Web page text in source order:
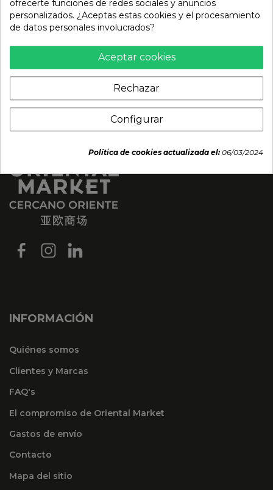
3,49 €
INFORMACIÓN
Quiénes somos
Clientes y Marcas
FAQ's
El compromiso de Oriental Market
Gastos de envío
Contacto
Mapa del sitio
ofrecerte funciones de redes sociales y anuncios
personalizados. ¿Aceptas estas cookies y el procesamiento
de datos personales involucrados?
Aceptar cookies
Rechazar
Configurar
Política de cookies actualizada el:06/03/2024